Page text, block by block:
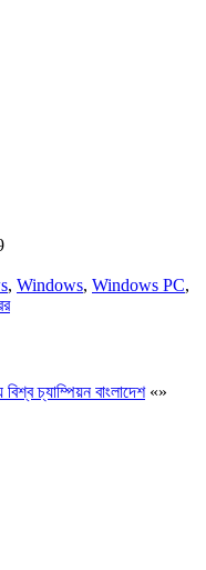
, Windows, Windows PC,
চ্যাম্পিয়ন বাংলাদেশ«»